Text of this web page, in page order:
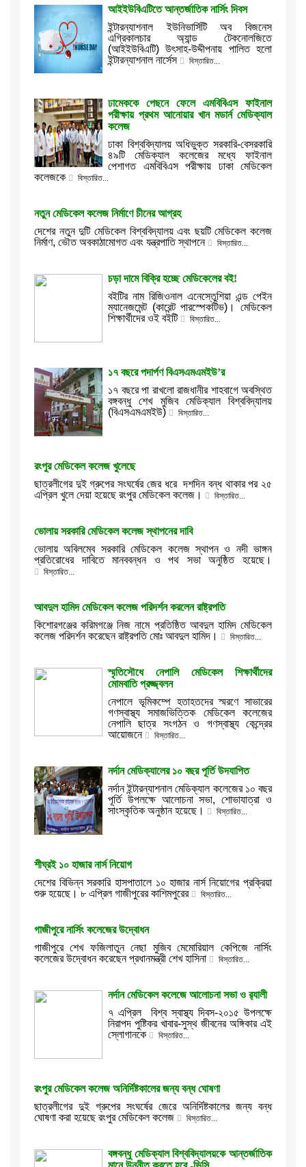
আইইউবিএটিতে আন্তর্জাতিক নার্সিং দিবস
ইন্টারন্যাশনাল ইউনিভার্সিটি অব বিজনেস
এগ্রিকালচার অ্যান্ড টেকনোলজিতে
(আইইউবিএটি) উৎসাহ-উদ্দীপনায় পালিত হলো
ইন্টারন্যাশনাল নার্সেস
বিস্তারিত...
ঢামেককে পেছনে ফেলে এমবিবিএস ফাইনাল
পরীক্ষায় প্রথম আনোয়ার খান মডার্ন মেডিক্যাল
কলেজ
ঢাকা বিশ্ববিদ্যালয় অধিভুক্ত সরকারি-বেসরকারি
৪৯টি মেডিক্যাল কলেজের মধ্যে ফাইনাল
পেশাগত এমবিবিএস পরীক্ষায় ঢাকা মেডিকেল
কলেজকে
বিস্তারিত...
নতুন মেডিকেল কলেজ নির্মাণে চীনের আগ্রহ
দেশের নতুন দুটি মেডিকেল বিশ্ববিদ্যালয় এবং ছয়টি মেডিকেল কলেজ
নির্মাণ, ভৌত অবকাঠামোগত এবং যন্ত্রপাতি স্থাপনে
বিস্তারিত...
চড়া দামে বিক্রি হচ্ছে মেডিকেলের বই!
বইটির নাম রিজিওনাল এনেস্তেুশিয়া এন্ড পেইন
ম্যানেজমেন্ট (কারেন্ট পারস্পেকটিভ)। মেডিকেল
শিক্ষার্থীদের ওই বইটি
বিস্তারিত...
১৭ বছরে পদার্পণ বিএসএমএমইউ’র
১৭ বছরে পা রাখলো রাজধানীর শাহবাগে অবস্থিত
বঙ্গবন্ধু শেখ মুজিব মেডিক্যাল বিশ্ববিদ্যালয়
(বিএসএমএমইউ)
বিস্তারিত...
রংপুর মেডিকেল কলেজ খুলেছে
ছাত্রলীগের দুই গ্রুপের সংঘর্ষের জের ধরে দশদিন বন্ধ থাকার পর ২৫
এপ্রিল খুলে দেয়া হয়েছে রংপুর মেডিকেল কলেজ।
বিস্তারিত...
ভোলায় সরকারি মেডিকেল কলেজ স্থাপনের দাবি
ভোলায় অবিলম্বে সরকারি মেডিকেল কলেজ স্থাপন ও নদী ভাঙ্গন
প্রতিরোধের দাবিতে মানববন্ধন ও পথ সভা অনুষ্ঠিত হয়েছে।
বিস্তারিত...
আবদুল হামিদ মেডিকেল কলেজ পরিদর্শন করলেন রাষ্ট্রপতি
কিশোরগঞ্জের করিমগঞ্জে নিজ নামে প্রতিষ্ঠিত আবদুল হামিদ মেডিকেল
কলেজ পরিদর্শন করেছেন রাষ্ট্রপতি মোঃ আবদুল হামিদ।
বিস্তারিত...
স্মৃতিসৌধে নেপালি মেডিকেল শিক্ষার্থীদের
মোমবাতি প্রজ্জ্বলন
নেপালে ভূমিকম্পে হতাহতদের স্মরণে সাভারের
গণস্বাস্থ্য সমাজভিত্তিক মেডিকেল কলেজের
নেপালি ছাত্র সংগঠন ও গণস্বাস্থ্য কেন্দ্রের
আয়োজনে
বিস্তারিত...
নর্দান মেডিক্যালের ১০ বছর পূর্তি উদযাপিত
নর্দান ইন্টারন্যাশনাল মেডিক্যাল কলেজের ১০ বছর
পূর্তি উপলক্ষে আলোচনা সভা, শোভাযাত্রা ও
সাংস্কৃতিক অনুষ্ঠান হয়েছে।
বিস্তারিত...
শীঘ্রই ১০ হাজার নার্স নিয়োগ
দেশের বিভিন্ন সরকারি হাসপাতালে ১০ হাজার নার্স নিয়োগের প্রক্রিয়া
শুরু হয়েছে। ৮ এপ্রিল গাজীপুরের কাশিমপুরের
বিস্তারিত...
গাজীপুরে নার্সিং কলেজের উদ্বোধন
গাজীপুরে শেখ ফজিলাতুন নেছা মুজিব মেমোরিয়াল কেপিজে নার্সিং
কলেজের উদ্বোধন করেছেন প্রধানমন্ত্রী শেখ হাসিনা
বিস্তারিত...
নর্দান মেডিকেল কলেজে আলোচনা সভা ও র‌্যালী
৭ এপ্রিল বিশ্ব স্বাস্থ্য দিবস-২০১৫ উপলক্ষে
নিরাপদ পুষ্টিকর খাবার-সুস্থ জীবনের অঙ্গিকার এই
স্লোগানকে
বিস্তারিত...
রংপুর মেডিকেল কলেজ অনির্দিষ্টকালের জন্য বন্ধ ঘোষণা
ছাত্রলীগের দুই গ্রুপের সংঘর্ষের জেরে অনির্দিষ্টকালের জন্য বন্ধ
ঘোষণা করা হয়েছে রংপুর মেডিকেল কলেজ
বিস্তারিত...
বঙ্গবন্ধু মেডিক্যাল বিশ্ববিদ্যালয়কে আন্তর্জাতিক